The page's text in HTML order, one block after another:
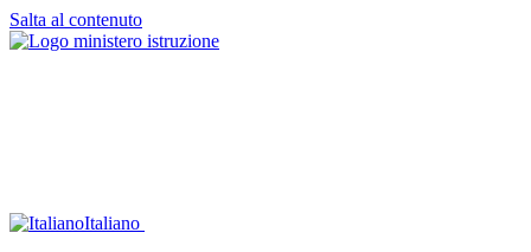
Salta al contenuto
Italiano